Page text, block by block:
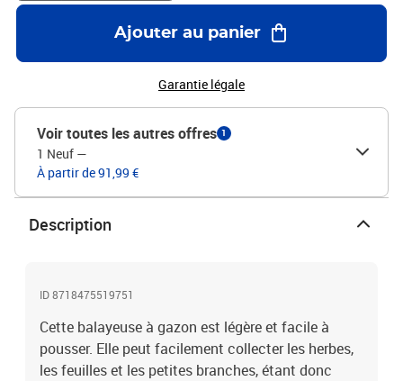
des roues : 25 cmLargeur de nettoyage : 55 cm
Ajouter au panier
Garantie légale
Voir toutes les autres offres 1
1 Neuf —
À partir de 91,99 €
Description
ID 8718475519751
Cette balayeuse à gazon est légère et facile à
pousser. Elle peut facilement collecter les herbes,
les feuilles et les petites branches, étant donc